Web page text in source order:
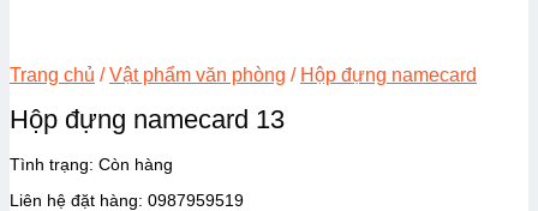
Trang chủ / Vật phẩm văn phòng / Hộp đựng namecard
Hộp đựng namecard 13
Tình trạng: Còn hàng
Liên hệ đặt hàng: 0987959519